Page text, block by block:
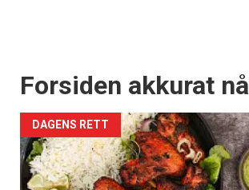
Forsiden akkurat nå
DAGENS RETT